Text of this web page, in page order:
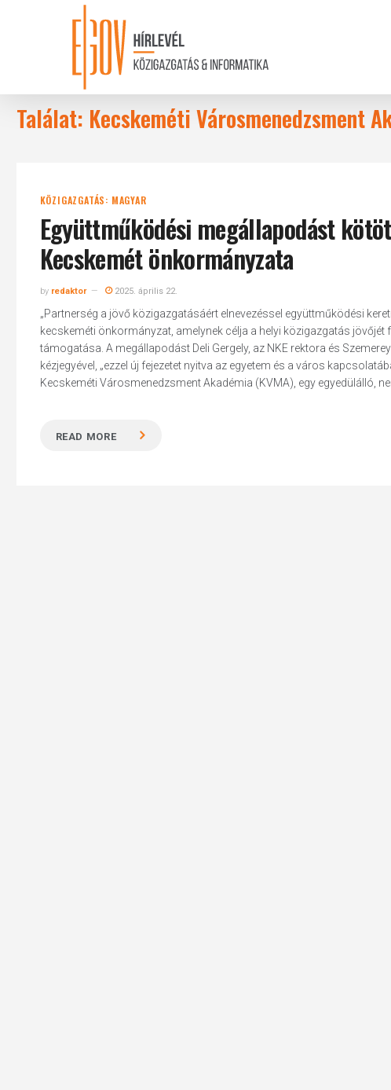
Találat: Kecskeméti Városmenedzsment
KÖZIGAZGATÁS: MAGYAR
Együttműködési megállapodást
Kecskemét önkormányzata
by redaktor 2025. április 22.
„Partnerség a jövő közigazgatásáért elnevezéssel együttműködési
kecskeméti önkormányzat, amelynek célja a helyi közigazgatás
támogatása. A megállapodást Deli Gergely, az NKE rektora és
kézjegyével, „ezzel új fejezetet nyitva az egyetem és a város
Kecskeméti Városmenedzsment Akadémia (KVMA), egy egyedülálló,
READ MORE